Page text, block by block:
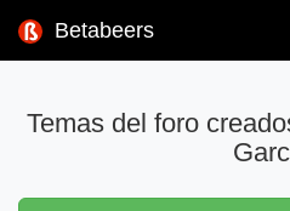
Betabeers
Temas del foro